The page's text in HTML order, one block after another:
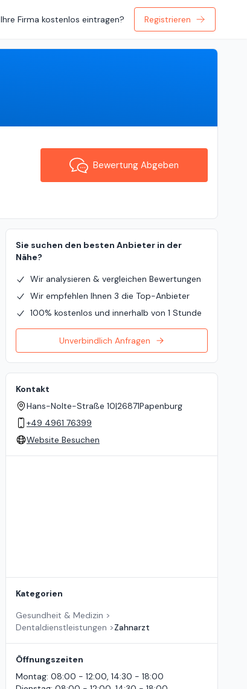
Firma kostenlos eintragen? Registrieren
Bewertung Abgeben
Sie suchen den besten Anbieter in der
Nähe?
Wir analysieren & vergleichen Bewertungen
Wir empfehlen Ihnen 3 die Top-Anbieter
100% kostenlos und innerhalb von 1 Stunde
Unverbindlich Anfragen
Kontakt
Hans-Nolte-Straße 10|26871Papenburg
+49 4961 76399
Website Besuchen
Kategorien
Gesundheit & Medizin >
Dentaldienstleistungen >Zahnarzt
Öffnungszeiten
Montag: 08:00 - 12:00, 14:30 - 18:00